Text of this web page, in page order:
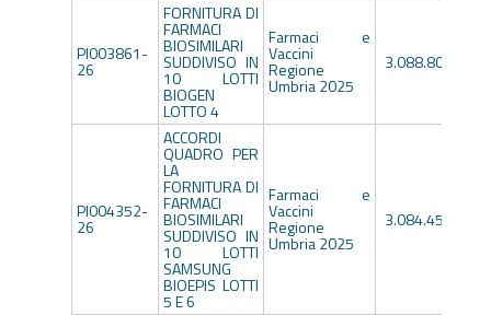
PI003861-
26
FORNITURA DI
FARMACI
BIOSIMILARI
SUDDIVISO IN
10 LOTTI
BIOGEN
LOTTO 4
Farmaci e
Vaccini
Regione
Umbria 2025
3.088.800,00€
PI004352-
26
ACCORDI
QUADRO PER
LA
FORNITURA DI
FARMACI
BIOSIMILARI
SUDDIVISO IN
10 LOTTI
SAMSUNG
BIOEPIS LOTTI
5 E 6
Farmaci e
Vaccini
Regione
Umbria 2025
3.084.459,00€